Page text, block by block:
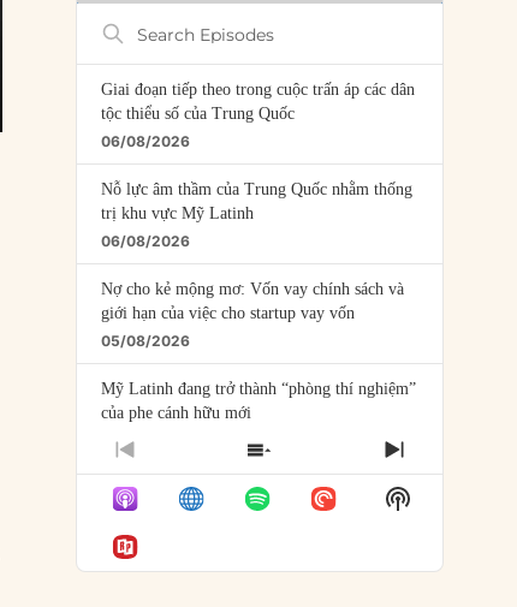
Search
Episodes
Giai đoạn tiếp theo trong cuộc trấn áp các dân
tộc thiểu số của Trung Quốc
06/08/2026
Nỗ lực âm thầm của Trung Quốc nhằm thống
trị khu vực Mỹ Latinh
06/08/2026
Nợ cho kẻ mộng mơ: Vốn vay chính sách và
giới hạn của việc cho startup vay vốn
05/08/2026
Mỹ Latinh đang trở thành “phòng thí nghiệm”
của phe cánh hữu mới
04/08/2026
Tại sao Trung Quốc phủ nhận cuộc gặp với
Ngoại trưởng Nhật Bản?
04/08/2026
PREVIOUS
EPISODE
SHOW
EPISODES
LIST
NEXT
EPISODE
Show
Podcast